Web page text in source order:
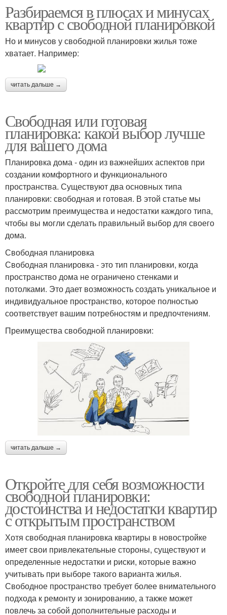
Разбираемся в плюсах и минусах
квартир с свободной планировкой
Но и минусов у свободной планировки жилья тоже
хватает. Например:
читать дальше →
Свободная или готовая
планировка: какой выбор лучше
для вашего дома
Планировка дома - один из важнейших аспектов при
создании комфортного и функционального
пространства. Существуют два основных типа
планировки: свободная и готовая. В этой статье мы
рассмотрим преимущества и недостатки каждого типа,
чтобы вы могли сделать правильный выбор для своего
дома.
Свободная планировка
Свободная планировка - это тип планировки, когда
пространство дома не ограничено стенками и
потолками. Это дает возможность создать уникальное и
индивидуальное пространство, которое полностью
соответствует вашим потребностям и предпочтениям.
Преимущества свободной планировки:
читать дальше →
Откройте для себя возможности
свободной планировки:
достоинства и недостатки квартир
с открытым пространством
Хотя свободная планировка квартиры в новостройке
имеет свои привлекательные стороны, существуют и
определенные недостатки и риски, которые важно
учитывать при выборе такого варианта жилья.
Свободное пространство требует более внимательного
подхода к ремонту и зонированию, а также может
повлечь за собой дополнительные расходы и